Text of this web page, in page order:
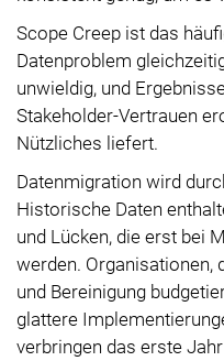
Scope Creep ist das
Datenproblem
unwieldig, und
Stakeholder-Vertrauen
Nützliches liefert.
Datenmigration wird
Historische Daten
und Lücken, die erst bei
werden. Organisationen,
und Bereinigung
glattere
verbringen das erste